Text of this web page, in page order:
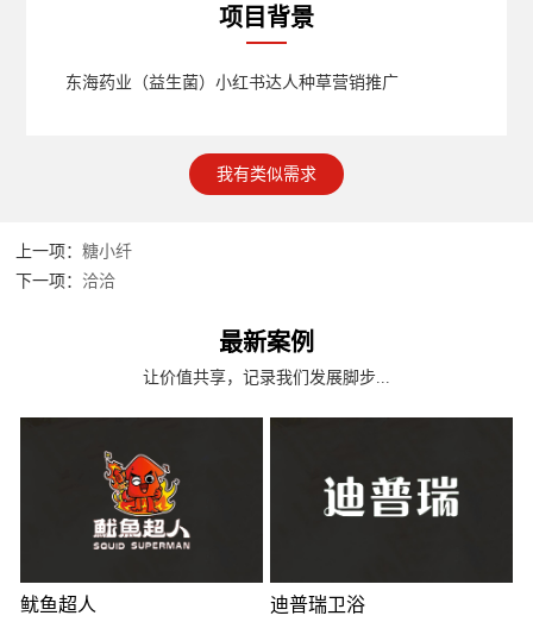
项目背景
东海药业（益生菌）小红书达人种草营销推广
我有类似需求
上一项：糖小纤
下一项： 洽洽
最新案例
让价值共享，记录我们发展脚步...
鱿鱼超人 迪普瑞卫浴